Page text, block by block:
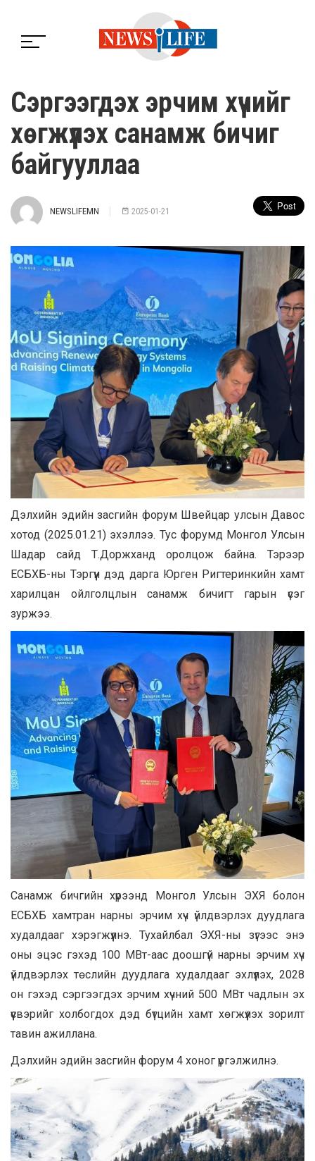
Сэргээгдэх эрчим хүчийг
хөгжүүлэх санамж бичиг
байгууллаа
NEWSLIFEMN 2025-01-21
Дэлхийн эдийн засгийн форум Швейцар улсын Давос
хотод (2025.01.21) эхэллээ. Тус форумд Монгол Улсын
Шадар сайд Т.Доржханд оролцож байна. Тэрээр
ЕСБХБ-ны Тэргүүн дэд дарга Юрген Ригтеринкийн хамт
харилцан ойлголцлын санамж бичигт гарын үсэг
зуржээ.
Санамж бичгийн хүрээнд Монгол Улсын ЭХЯ болон
ЕСБХБ хамтран нарны эрчим хүч үйлдвэрлэх дуудлага
худалдааг хэрэгжүүлнэ. Тухайлбал ЭХЯ-ны зүгээс энэ
оны эцэс гэхэд 100 МВт-аас доошгүй нарны эрчим хүч
үйлдвэрлэх төслийн дуудлага худалдааг эхлүүлэх, 2028
он гэхэд сэргээгдэх эрчим хүчний 500 МВт чадлын эх
үүсвэрийг холбогдох дэд бүтцийн хамт хөгжүүлэх зорилт
тавин ажиллана.
Дэлхийн эдийн засгийн форум 4 хоног үргэлжилнэ.